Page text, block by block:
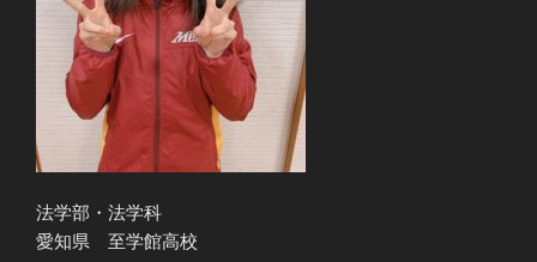
法学部・法学科
愛知県 至学館高校